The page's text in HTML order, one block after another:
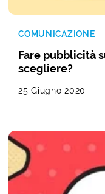
COMUNICAZIONE
Fare pubblicità
scegliere?
25 Giugno 2020